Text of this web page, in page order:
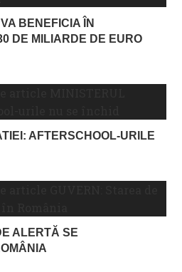
BENEFICIA ÎN
DE MILIARDE DE EURO
AFTERSCHOOL-URILE
ALERTĂ SE